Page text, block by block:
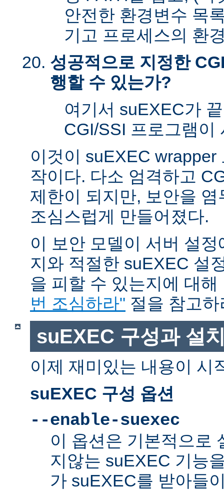
안전한 환경변수 목
기고 프로세스의 환
성공적으로 지정한
행할 수 있는가?
여기서 suEXEC가
CGI/SSI 프로그램이
이것이 suEXEC wrapper
작이다. 다소 엄격하고
제한이 되지만, 보안을
조심스럽게 만들어졌다.
이 보안 모델이 서버 설
지와 적절한 suEXEC 설
을 피할 수 있는지에 대
번 조심하라" 절을 참고하
suEXEC 구성과 설
이제 재미있는 내용이 시
suEXEC 구성 옵션
--enable-suexec
이 옵션은 기본적으로
지않는 suEXEC 기능
가 suEXEC를 받아들